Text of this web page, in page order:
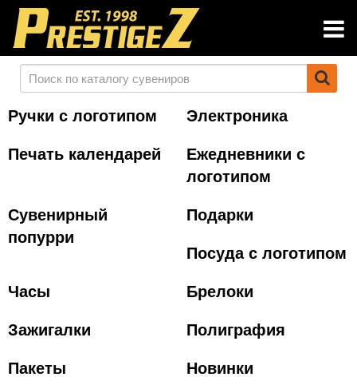
Ручки с логотипом
Электроника
Печать календарей
Ежедневники с
логотипом
Сувенирный
попурри
Подарки
Посуда с логотипом
Часы
Брелоки
Зажигалки
Полиграфия
Пакеты
Новинки